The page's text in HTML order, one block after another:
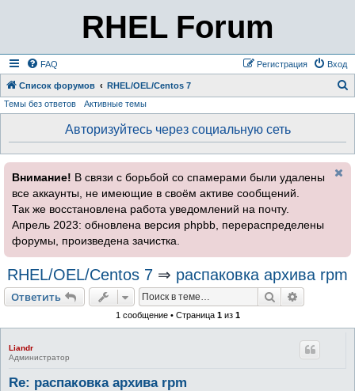
RHEL Forum
FAQ Вход
Регистрация
Список форумов RHEL/OEL/Centos 7
Темы без ответов Активные темы
Авторизуйтесь через социальную сеть
Внимание! В связи с борьбой со спамерами были удалены
все аккаунты, не имеющие в своём активе сообщений.
Так же восстановлена работа уведомлений на почту.
Апрель 2023: обновлена версия phpbb, перераспределены
форумы, произведена зачистка.
RHEL/OEL/Centos 7 ⇒ распаковка архива rpm
Ответить Поиск
1 сообщение • Страница 1из 1
Liandr
Администратор
Re: распаковка архива rpm